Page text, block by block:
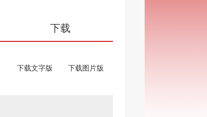
下载
下载文字版 下载图片版